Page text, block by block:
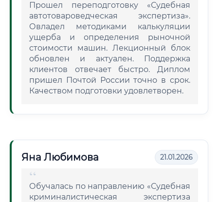
Прошел переподготовку «Судебная
автотовароведческая экспертиза».
Овладел методиками калькуляции
ущерба и определения рыночной
стоимости машин. Лекционный блок
обновлен и актуален. Поддержка
клиентов отвечает быстро. Диплом
пришел Почтой России точно в срок.
Качеством подготовки удовлетворен.
Яна Любимова 21.01.2026
Обучалась по направлению «Судебная
криминалистическая экспертиза